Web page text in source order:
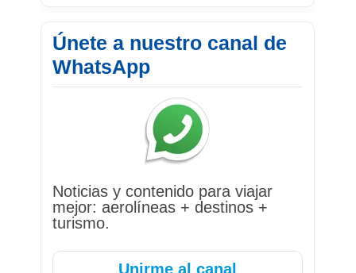
Únete a nuestro canal de
WhatsApp
Noticias y contenido para viajar
mejor: aerolíneas + destinos +
turismo.
Unirme al canal